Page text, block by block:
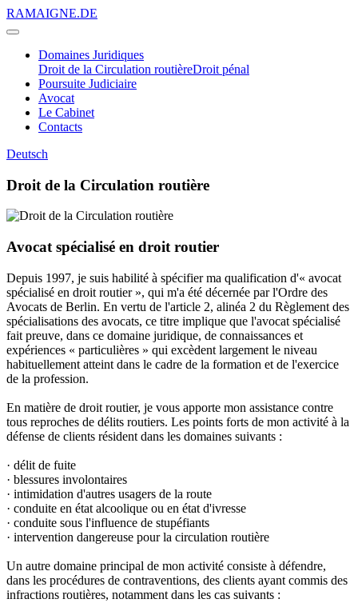
RAMAIGNE.DE
Domaines Juridiques
Droit de la Circulation routièreDroit pénal
Poursuite Judiciaire
Avocat
Le Cabinet
Contacts
Deutsch
Droit de la Circulation routière
Avocat spécialisé en droit routier
Depuis 1997, je suis habilité à spécifier ma qualification d'« avocat
spécialisé en droit routier », qui m'a été décernée par l'Ordre des
Avocats de Berlin. En vertu de l'article 2, alinéa 2 du Règlement des
spécialisations des avocats, ce titre implique que l'avocat spécialisé
fait preuve, dans ce domaine juridique, de connaissances et
expériences « particulières » qui excèdent largement le niveau
habituellement atteint dans le cadre de la formation et de l'exercice
de la profession.
En matière de droit routier, je vous apporte mon assistance contre
tous reproches de délits routiers. Les points forts de mon activité à la
défense de clients résident dans les domaines suivants :
· délit de fuite
· blessures involontaires
· intimidation d'autres usagers de la route
· conduite en état alcoolique ou en état d'ivresse
· conduite sous l'influence de stupéfiants
· intervention dangereuse pour la circulation routière
Un autre domaine principal de mon activité consiste à défendre,
dans les procédures de contraventions, des clients ayant commis des
infractions routières, notamment dans les cas suivants :